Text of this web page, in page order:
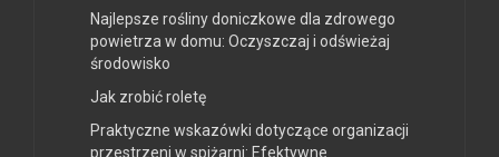
Najlepsze rośliny doniczkowe dla zdrowego
powietrza w domu: Oczyszczaj i odświeżaj
środowisko
Jak zrobić roletę
Praktyczne wskazówki dotyczące organizacji
przestrzeni w spiżarni: Efektywne